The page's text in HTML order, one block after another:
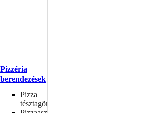
Pizzéria
berendezések
Pizza
tésztagörgők